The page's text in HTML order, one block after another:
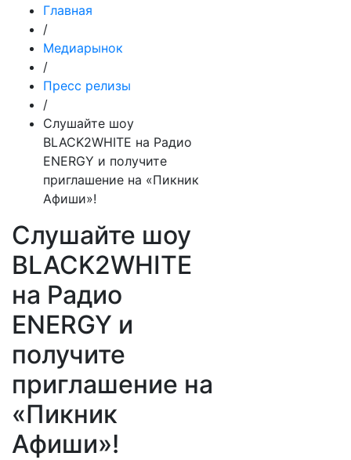
Главная
/
Медиарынок
/
Пресс релизы
/
Слушайте шоу
BLACK2WHITE на Радио
ENERGY и получите
приглашение на «Пикник
Афиши»!
Слушайте шоу
BLACK2WHITE
на Радио
ENERGY и
получите
приглашение на
«Пикник
Афиши»!